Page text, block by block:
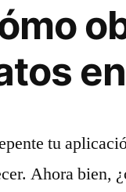
tu
Ahora bien,